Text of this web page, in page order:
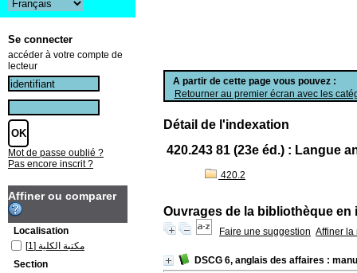
A partir de cette page vous pouvez :
Retourner au premier écran avec les
Détail de l'indexation
420.243 81 (23e éd.) : Langue
420.2
Ouvrages de la bibliothèque en
Faire une suggestion Affiner la
DSCG 6, anglais des affaires :
Se connecter
accéder à votre compte de
lecteur
Mot de passe oublié ?
Pas encore inscrit ?
Affiner ou comparer
Localisation
مكتبة الكلية [1]
Section